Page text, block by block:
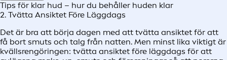
Tips för klar hud – hur du behåller huden klar
2. Tvätta Ansiktet Före Läggdags
Det är bra att börja dagen med att tvätta ansiktet för att
få bort smuts och talg från natten. Men minst lika viktigt är
kvällsrengöringen: tvätta ansiktet före läggdags för att